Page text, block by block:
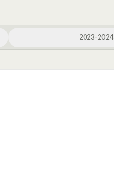
2023-2024